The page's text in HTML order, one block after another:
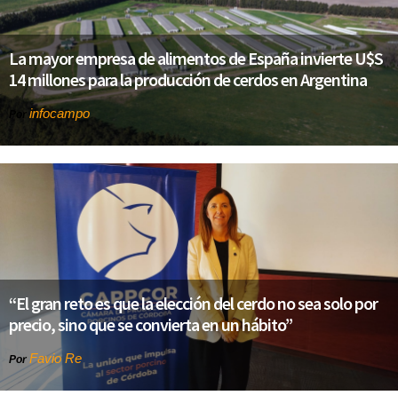
La mayor empresa de alimentos de España invierte U$S
14 millones para la producción de cerdos en Argentina
Por infocampo
“El gran reto es que la elección del cerdo no sea solo por
precio, sino que se convierta en un hábito”
Por Favio Re